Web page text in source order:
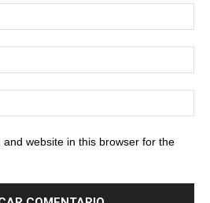
website in this browser for the